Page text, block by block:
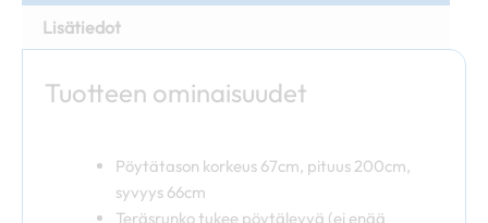
Lisätiedot
Tuotteen ominaisuudet
Pöytätason korkeus 67cm, pituus 200cm,
syvyys 66cm
Teräsrunko tukee pöytälevyä (ei enää